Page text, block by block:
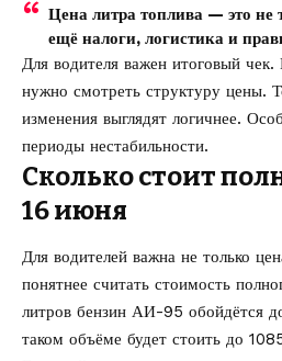
Цена литра топлива — это не
ещё налоги, логистика и
Для водителя важен итоговый
нужно смотреть структуру цены.
изменения выглядят логичнее.
периоды нестабильности.
Сколько стоит
16 июня
Для водителей важна не только
понятнее считать стоимость
литров бензин АИ-95 обойдётся
таком объёме будет стоить до